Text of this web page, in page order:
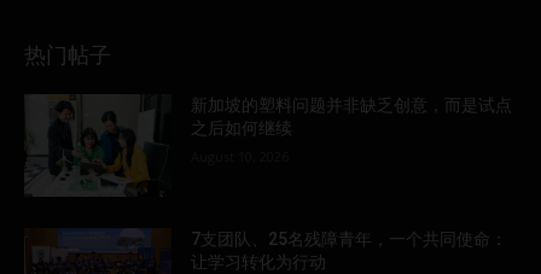
热门帖子
新加坡的塑料问题并非缺乏创意，而是试点
之后如何继续
7支团队、25名残障青年，一个共同使命：
让学习转化为行动